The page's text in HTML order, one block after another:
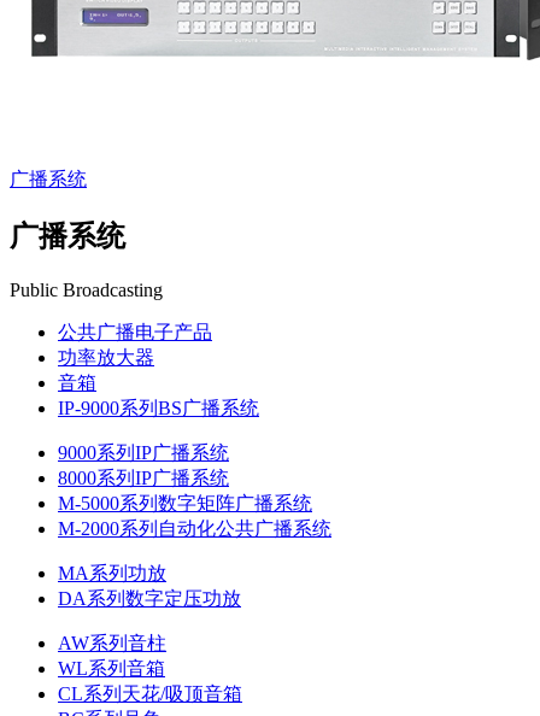
广播系统
广播系统
Public Broadcasting
公共广播电子产品
功率放大器
音箱
IP-9000系列BS广播系统
9000系列IP广播系统
8000系列IP广播系统
M-5000系列数字矩阵广播系统
M-2000系列自动化公共广播系统
MA系列功放
DA系列数字定压功放
AW系列音柱
WL系列音箱
CL系列天花/吸顶音箱